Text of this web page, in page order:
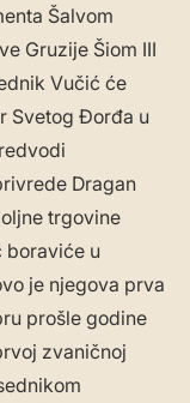
Šalvom
Gruzije Šiom III
Vučić će
Svetog Đorđa u
Dragan
trgovine
boraviće u
je njegova prva
prošle godine
zvaničnoj